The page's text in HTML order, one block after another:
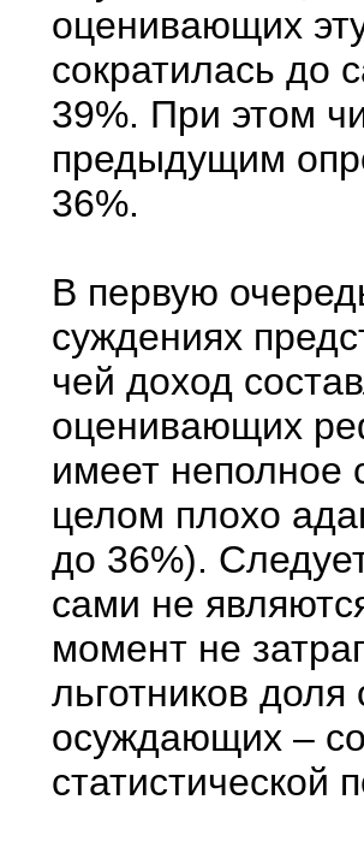
оценивающих
сократилась до
39%. При этом
предыдущим
36%.
В первую
суждениях
чей доход
оценивающих
имеет неполное
целом плохо
до 36%).
сами не
момент не
льготников
осуждающих –
статистической